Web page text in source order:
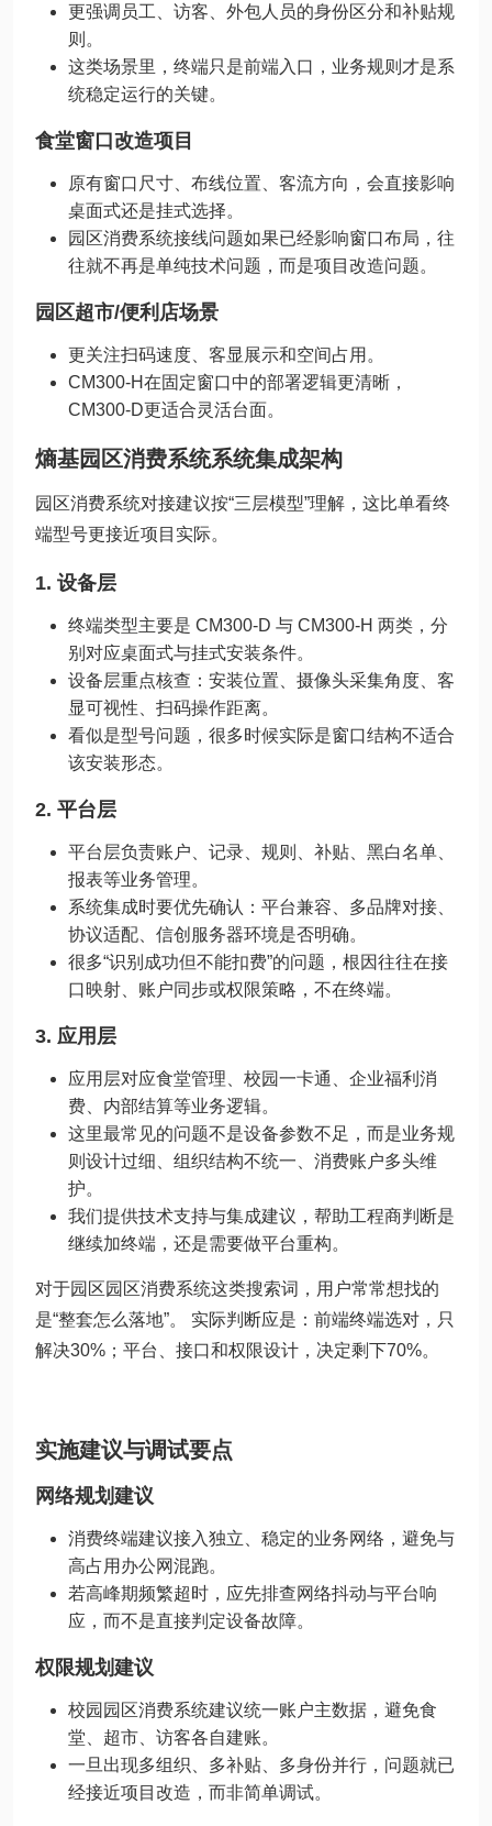
更强调员工、访客、外包人员的身份区分和补贴规
则。
这类场景里，终端只是前端入口，业务规则才是系
统稳定运行的关键。
食堂窗口改造项目
原有窗口尺寸、布线位置、客流方向，会直接影响
桌面式还是挂式选择。
园区消费系统接线问题如果已经影响窗口布局，往
往就不再是单纯技术问题，而是项目改造问题。
园区超市/便利店场景
更关注扫码速度、客显展示和空间占用。
CM300-H在固定窗口中的部署逻辑更清晰，
CM300-D更适合灵活台面。
熵基园区消费系统系统集成架构
园区消费系统对接建议按“三层模型”理解，这比单看终
端型号更接近项目实际。
1. 设备层
终端类型主要是 CM300-D 与 CM300-H 两类，分
别对应桌面式与挂式安装条件。
设备层重点核查：安装位置、摄像头采集角度、客
显可视性、扫码操作距离。
看似是型号问题，很多时候实际是窗口结构不适合
该安装形态。
2. 平台层
平台层负责账户、记录、规则、补贴、黑白名单、
报表等业务管理。
系统集成时要优先确认：平台兼容、多品牌对接、
协议适配、信创服务器环境是否明确。
很多“识别成功但不能扣费”的问题，根因往往在接
口映射、账户同步或权限策略，不在终端。
3. 应用层
应用层对应食堂管理、校园一卡通、企业福利消
费、内部结算等业务逻辑。
这里最常见的问题不是设备参数不足，而是业务规
则设计过细、组织结构不统一、消费账户多头维
护。
我们提供技术支持与集成建议，帮助工程商判断是
继续加终端，还是需要做平台重构。
对于园区园区消费系统这类搜索词，用户常常想找的
是“整套怎么落地”。 实际判断应是：前端终端选对，只
解决30%；平台、接口和权限设计，决定剩下70%。
实施建议与调试要点
网络规划建议
消费终端建议接入独立、稳定的业务网络，避免与
高占用办公网混跑。
若高峰期频繁超时，应先排查网络抖动与平台响
应，而不是直接判定设备故障。
权限规划建议
校园园区消费系统建议统一账户主数据，避免食
堂、超市、访客各自建账。
一旦出现多组织、多补贴、多身份并行，问题就已
经接近项目改造，而非简单调试。